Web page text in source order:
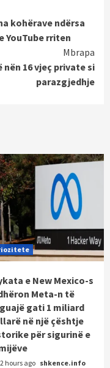
kohërave ndërsa
rriten
Mbrapa
16 vjeç private si
parazgjedhje
e New Mexico-s
Meta-n të
gati 1 miliard
në një çështje
për sigurinë e
2 hours ago shkence.info